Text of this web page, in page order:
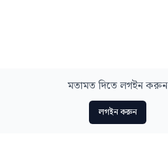
মতামত দিতে লগইন করুন
লগইন করুন